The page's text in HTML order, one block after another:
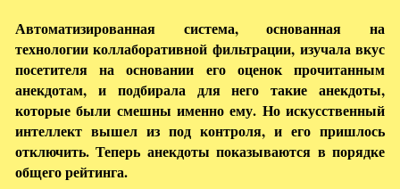
Автоматизированная система, основанная на
технологии коллаборативной фильтрации, изучала вкус
посетителя на основании его оценок прочитанным
анекдотам, и подбирала для него такие анекдоты,
которые были смешны именно ему. Но искусственный
интеллект вышел из под контроля, и его пришлось
отключить. Теперь анекдоты показываются в порядке
общего рейтинга.